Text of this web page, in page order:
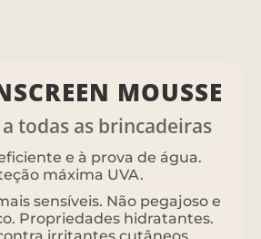
MOUSSE
todas as brincadeiras
e à prova de água.
máxima UVA.
sensíveis. Não pegajoso e
Propriedades hidratantes.
irritantes cutâneos.